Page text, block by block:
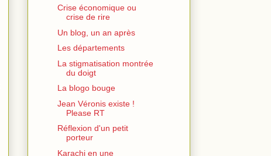
Crise économique ou
crise de rire
Un blog, un an après
Les départements
La stigmatisation montrée
du doigt
La blogo bouge
Jean Véronis existe !
Please RT
Réflexion d'un petit
porteur
Karachi en une